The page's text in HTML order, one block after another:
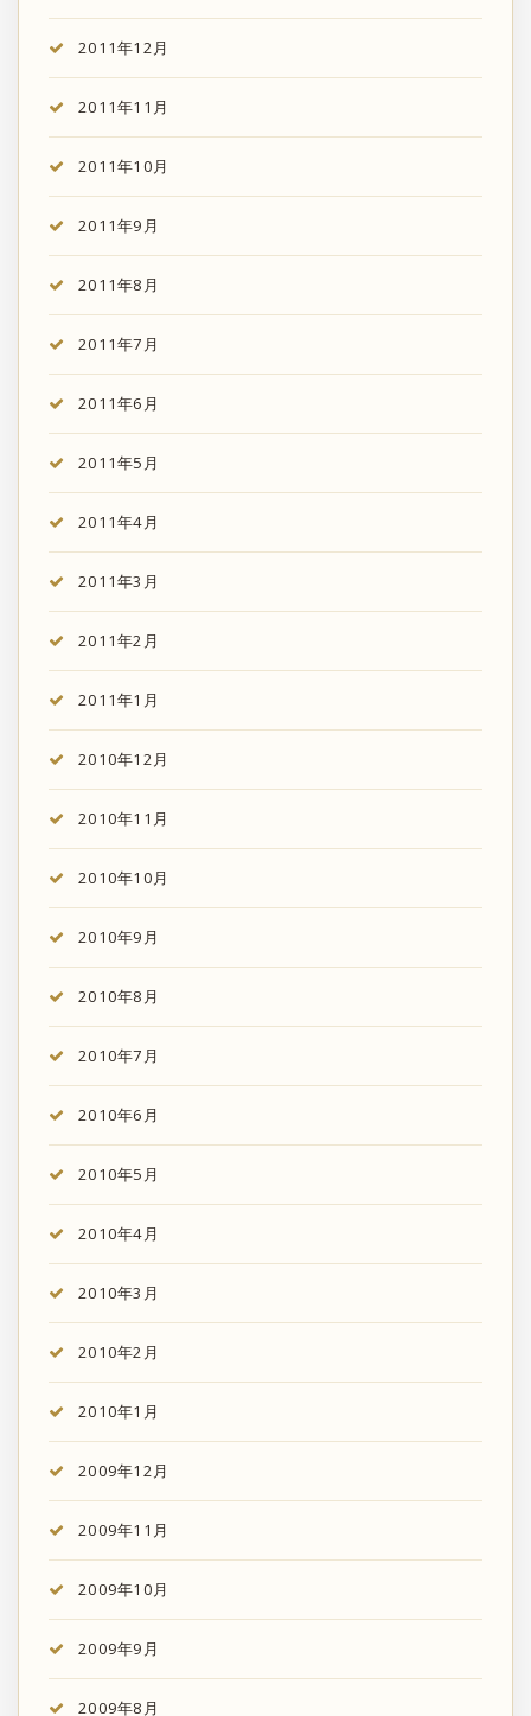
2011年12月
2011年11月
2011年10月
2011年9月
2011年8月
2011年7月
2011年6月
2011年5月
2011年4月
2011年3月
2011年2月
2011年1月
2010年12月
2010年11月
2010年10月
2010年9月
2010年8月
2010年7月
2010年6月
2010年5月
2010年4月
2010年3月
2010年2月
2010年1月
2009年12月
2009年11月
2009年10月
2009年9月
2009年8月